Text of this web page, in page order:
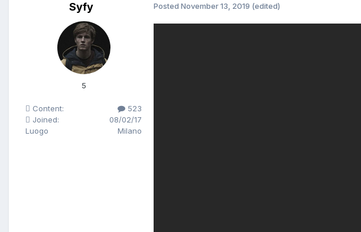
Syfy
5
Content:
523
Joined:
08/02/17
Luogo
Milano
Posted November 13, 2019 (edited)